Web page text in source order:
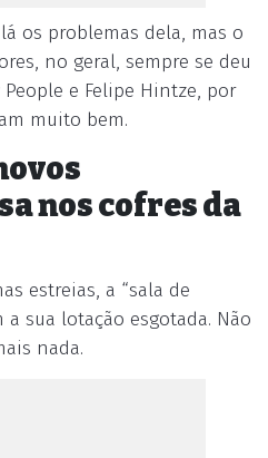
os problemas dela, mas o
no geral, sempre se deu
e Felipe Hintze, por
muito bem.
nos cofres da
estreias, a “sala de
a sua lotação esgotada. Não
nada.